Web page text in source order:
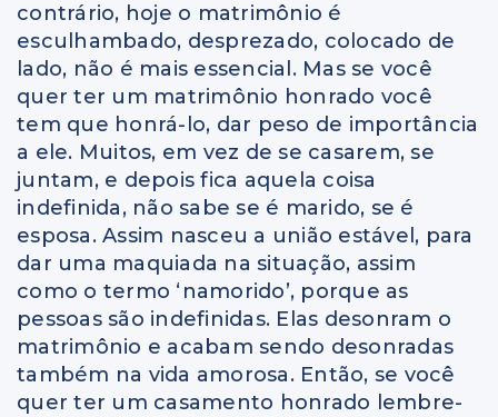
contrário, hoje o matrimônio é
esculhambado, desprezado, colocado de
lado, não é mais essencial. Mas se você
quer ter um matrimônio honrado você
tem que honrá-lo, dar peso de importância
a ele. Muitos, em vez de se casarem, se
juntam, e depois fica aquela coisa
indefinida, não sabe se é marido, se é
esposa. Assim nasceu a união estável, para
dar uma maquiada na situação, assim
como o termo ‘namorido’, porque as
pessoas são indefinidas. Elas desonram o
matrimônio e acabam sendo desonradas
também na vida amorosa. Então, se você
quer ter um casamento honrado lembre-